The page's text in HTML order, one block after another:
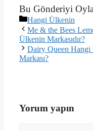
Bu Gönderiyi
Kategoriler
Hangi Ülkenin
Me & the Bees
Ülkenin Markasıdır?
Dairy Queen
Markası?
Yorum yapın